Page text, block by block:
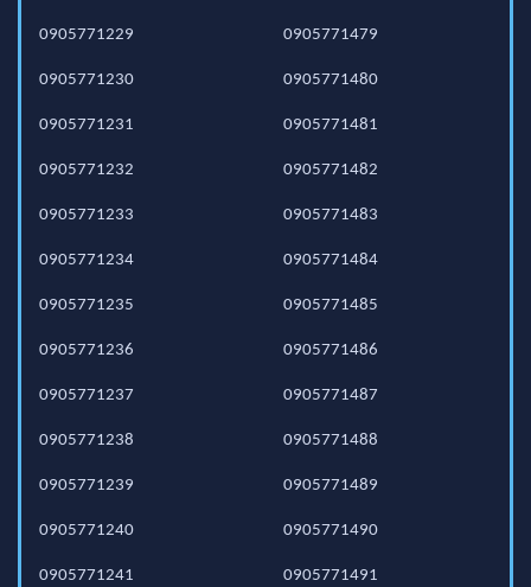
0905771229
0905771230
0905771231
0905771232
0905771233
0905771234
0905771235
0905771236
0905771237
0905771238
0905771239
0905771240
0905771241
0905771479
0905771480
0905771481
0905771482
0905771483
0905771484
0905771485
0905771486
0905771487
0905771488
0905771489
0905771490
0905771491